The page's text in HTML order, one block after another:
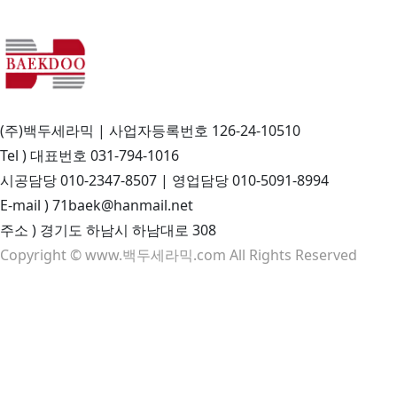
(주)백두세라믹 | 사업자등록번호 126-24-10510
Tel ) 대표번호 031-794-1016
시공담당 010-2347-8507 | 영업담당 010-5091-8994
E-mail )71baek@hanmail.net
주소 ) 경기도 하남시 하남대로 308
Copyright © www.백두세라믹.com All Rights Reserved